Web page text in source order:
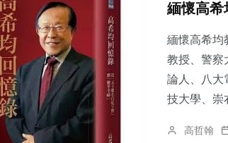
緬懷高希
緬懷高希均
教授、警察
論人、八大
技大學、崇
高哲翰